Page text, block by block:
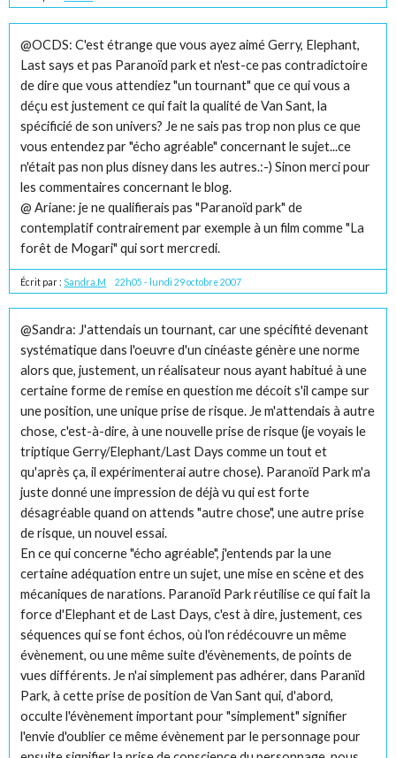
@OCDS: C'est étrange que vous ayez aimé Gerry, Elephant,
Last says et pas Paranoïd park et n'est-ce pas contradictoire
de dire que vous attendiez "un tournant" que ce qui vous a
déçu est justement ce qui fait la qualité de Van Sant, la
spécificié de son univers? Je ne sais pas trop non plus ce que
vous entendez par "écho agréable" concernant le sujet...ce
n'était pas non plus disney dans les autres.:-) Sinon merci pour
les commentaires concernant le blog.
@ Ariane: je ne qualifierais pas "Paranoïd park" de
contemplatif contrairement par exemple à un film comme "La
forêt de Mogari" qui sort mercredi.
Écrit par : Sandra.M 22h05 - lundi 29 octobre 2007
@Sandra: J'attendais un tournant, car une spécifité devenant
systématique dans l'oeuvre d'un cinéaste génère une norme
alors que, justement, un réalisateur nous ayant habitué à une
certaine forme de remise en question me décoit s'il campe sur
une position, une unique prise de risque. Je m'attendais à autre
chose, c'est-à-dire, à une nouvelle prise de risque (je voyais le
triptique Gerry/Elephant/Last Days comme un tout et
qu'après ça, il expérimenterai autre chose). Paranoïd Park m'a
juste donné une impression de déjà vu qui est forte
désagréable quand on attends "autre chose", une autre prise
de risque, un nouvel essai.
En ce qui concerne "écho agréable", j'entends par la une
certaine adéquation entre un sujet, une mise en scène et des
mécaniques de narations. Paranoïd Park réutilise ce qui fait la
force d'Elephant et de Last Days, c'est à dire, justement, ces
séquences qui se font échos, où l'on rédécouvre un même
évènement, ou une même suite d'évènements, de points de
vues différents. Je n'ai simplement pas adhérer, dans Paranïd
Park, à cette prise de position de Van Sant qui, d'abord,
occulte l'évènement important pour "simplement" signifier
l'envie d'oublier ce même évènement par le personnage pour